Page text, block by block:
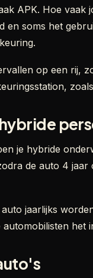
APK. Hoe
en soms het
op een rij,
je hybride
de auto 4 jaar
jaarlijks
het